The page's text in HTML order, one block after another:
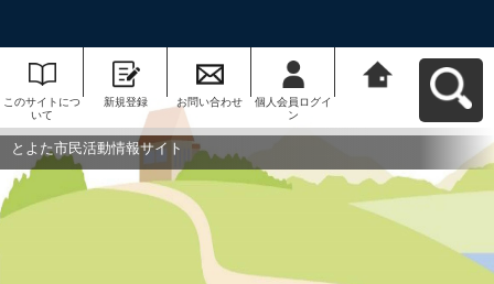
このサイトにつ
いて
新規登録 お問い合わせ
個人会員ログイ
ン
る
とよた市民活動情報サイト